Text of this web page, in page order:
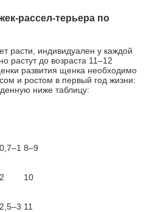
рассел-терьера по
расти, индивидуален у каждой
растут до возраста 11–12
развития щенка необходимо
и ростом в первый год жизни:
ниже таблицу:
0,7–1 8–9
2 10
2,5–3 11